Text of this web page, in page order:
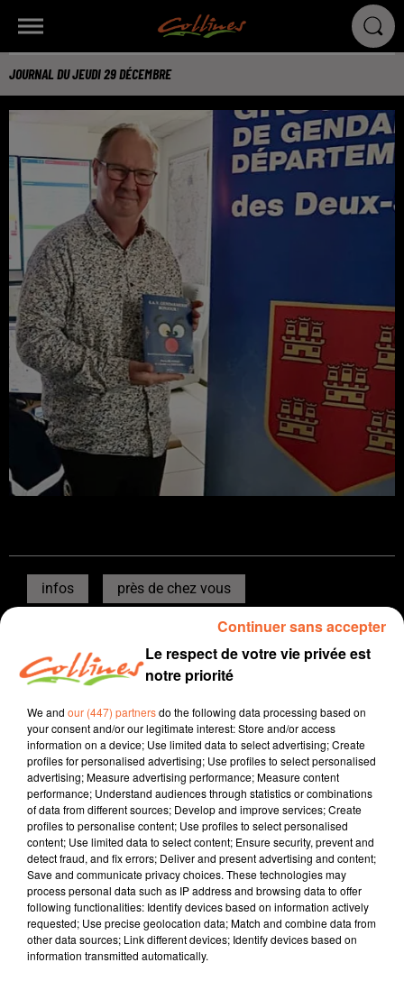
JOURNAL DU JEUDI 29 DÉCEMBRE
infos près de chez vous
29 décembre 2022 - 8 min 19 sec
JOURNAL DU JEUDI 29 DÉCEMBRE
L'info près de chez vous
Présenté par Boris Blais
Le rebond de l’emploi intérimaire en Nouvelle
Aquitaine, notamment dans l’industrie et le secteur
tertiaire. Le département des Deux-Sèvres se retrouve
presque à un niveau identique à celui de 2019
Les agriculteurs deux-sévriens ont reçu 117 millions
d’Euros en 2022. Subventions dans le cadre de la
politique agricole commune et l’indemnité
Le respect de votre vie privée est
notre priorité
We and our (447) partnersdo the following data processing based on
your consent and/or our legitimate interest: Store and/or access
information on a device; Use limited data to select advertising; Create
profiles for personalised advertising; Use profiles to select personalised
advertising; Measure advertising performance; Measure content
performance; Understand audiences through statistics or combinations
of data from different sources; Develop and improve services; Create
profiles to personalise content; Use profiles to select personalised
content; Use limited data to select content; Ensure security, prevent and
detect fraud, and fix errors; Deliver and present advertising and content;
Save and communicate privacy choices. These technologies may
process personal data such as IP address and browsing data to offer
following functionalities: Identify devices based on information actively
requested; Use precise geolocation data; Match and combine data from
other data sources; Link different devices; Identify devices based on
information transmitted automatically.
Continuer sans accepter